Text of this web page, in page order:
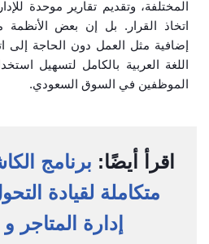
المختلفة، وتقديم تقارير موحدة
إضافية مثل العمل دون الحاجة إلى
اللغة العربية بالكامل لتسهيل
الموظفين في السوق السعودي.
اقرأ أيضًا: برنامج
متكاملة لقيادة
إدارة المتاجر